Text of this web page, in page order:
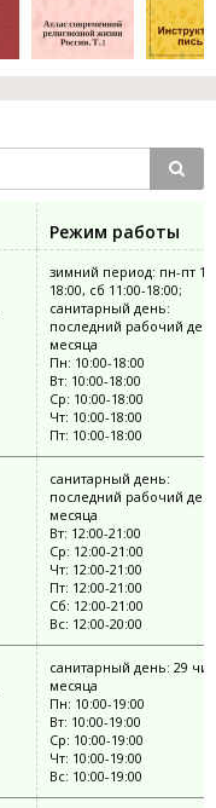
Режим работы
зимний период: пн-пт
18:00, сб 11:00-18:00;
санитарный день:
последний рабочий
месяца
Пн: 10:00-18:00
Вт: 10:00-18:00
Ср: 10:00-18:00
Чт: 10:00-18:00
Пт: 10:00-18:00
санитарный день:
последний рабочий
месяца
Вт: 12:00-21:00
Ср: 12:00-21:00
Чт: 12:00-21:00
Пт: 12:00-21:00
Сб: 12:00-21:00
Вс: 12:00-20:00
санитарный день: 29
месяца
Пн: 10:00-19:00
Вт: 10:00-19:00
Ср: 10:00-19:00
Чт: 10:00-19:00
Вс: 10:00-19:00